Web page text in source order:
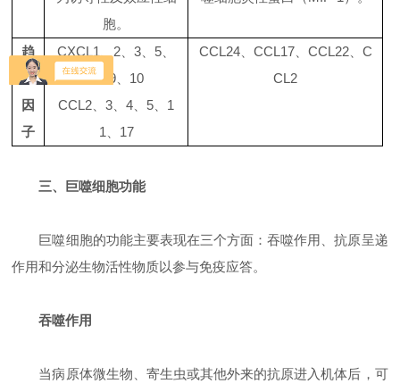
胞。
趋
化
因
子
CXCL1 2 、3 5
8、 9
10
CCL2 、3 、4 5
1
1
17
CCL24、 CCL17、 CCL22、 C
CL2
三、巨噬细胞功能
巨噬细胞的功能主要表现在三个方面：吞噬作用、抗原呈递
作用和分泌生物活性物质以参与免疫应答。
吞噬作用
当病原体微生物、寄生虫或其他外来的抗原进入机体后，可